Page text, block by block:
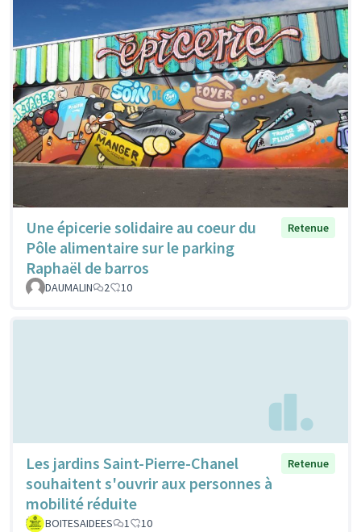
Une épicerie solidaire au coeur du
Pôle alimentaire sur le parking
Raphaël de barros
Retenue
DAUMALIN 2 10
Les jardins Saint-Pierre-Chanel
souhaitent s'ouvrir aux personnes à
mobilité réduite
Retenue
BOITESAIDEES 1 10